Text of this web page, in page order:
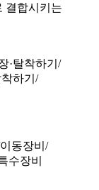
결합시키는
·탈착하기
하기
이동장비
수장비